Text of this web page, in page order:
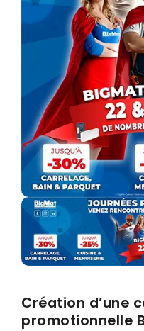
Flocage véhicule
Création d’une
promotionnelle